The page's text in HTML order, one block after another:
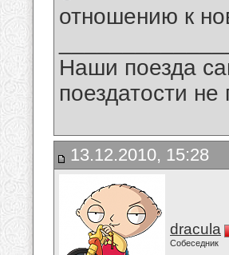
отношению к
Наши поезда
поездатости
13.12.2010, 15:28
dracula
Собеседник